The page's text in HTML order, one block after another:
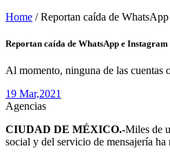
Home / Reportan caída de
Reportan caída de WhatsApp e Instagram
Al momento, ninguna de las cuentas
19 Mar,2021
Agencias
CIUDAD DE MÉXICO.-Miles de
social y del servicio de mensajería ha